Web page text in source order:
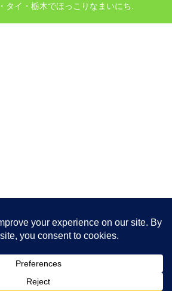
タイ・栃木でほっこりなまいにち.